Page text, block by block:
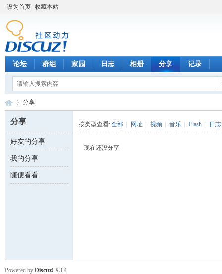
设为首页 收藏本站
论坛 群组 家园 日志 相册 分享 记录
数 ›
分享
分享
好友的分享
我的分享
随便看看
按类型查看: 全部 网址 视频 音乐 Flash 日志
现在还没分享
Powered by Discuz! X3.4